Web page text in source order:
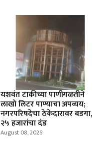
यशवंत टाकीच्या पाणीगळतीने
लाखो लिटर पाण्याचा अपव्यय;
नगरपरिषदेचा ठेकेदारावर बडगा,
२५ हजारांचा दंड
August 08, 2026